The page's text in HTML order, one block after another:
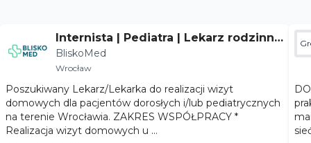
Internista | Pediatra | Lekarz rodzinny
- Wrocław
BliskoMed
Wrocław
Poszukiwany Lekarz/Lekarka do realizacji wizyt
domowych dla pacjentów dorosłych i/lub pediatrycznych
na terenie Wrocławia. ZAKRES WSPÓŁPRACY *
Realizacja wizyt domowych u ...